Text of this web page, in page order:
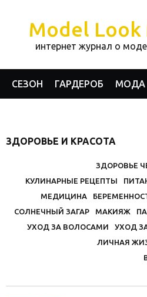
Model Look
интернет журнал о
СЕЗОН ГАРДЕРОБ МОДА
ЗДОРОВЬЕ И КРАСОТА
ЗДОРОВЬЕ
КУЛИНАРНЫЕ РЕЦЕПТЫ
МЕДИЦИНА
МАКИЯЖ
СОЛНЕЧНЫЙ ЗАГАР
УХОД
УХОД ЗА ВОЛОСАМИ
ЛИЧНАЯ